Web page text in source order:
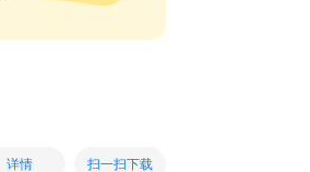
详情 扫一扫下载